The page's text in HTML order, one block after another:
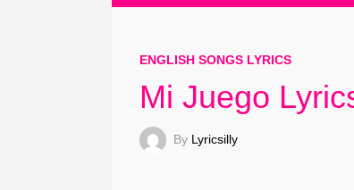
ENGLISH SONGS LYRICS
Mi Juego
By Lyricsilly